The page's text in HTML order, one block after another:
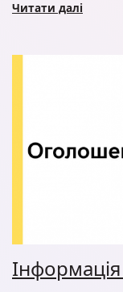
Читати далі